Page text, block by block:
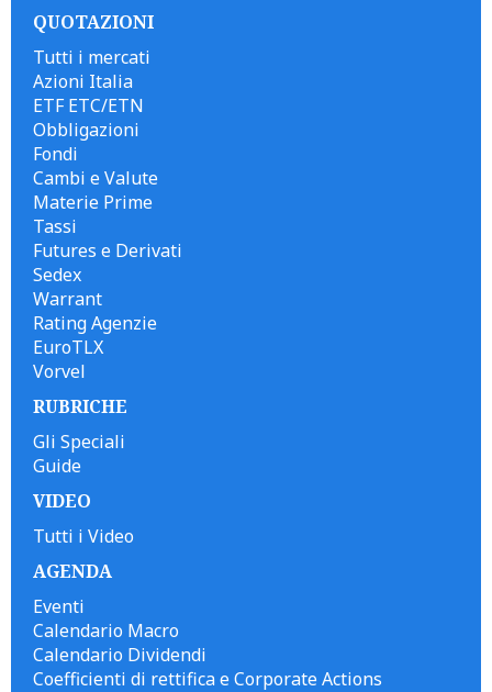
QUOTAZIONI
Tutti i mercati
Azioni Italia
ETF ETC/ETN
Obbligazioni
Fondi
Cambi e Valute
Materie Prime
Tassi
Futures e Derivati
Sedex
Warrant
Rating Agenzie
EuroTLX
Vorvel
RUBRICHE
Gli Speciali
Guide
VIDEO
Tutti i Video
AGENDA
Eventi
Calendario Macro
Calendario Dividendi
Coefficienti di rettifica e Corporate Actions